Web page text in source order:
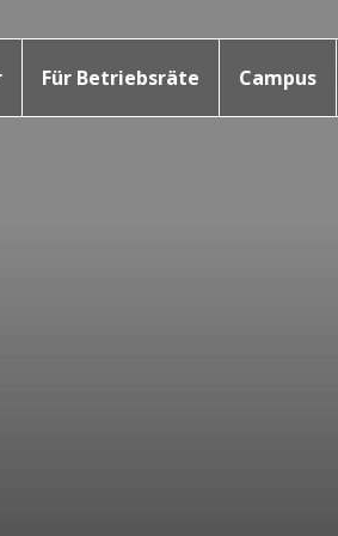
Für Betriebsräte Campus